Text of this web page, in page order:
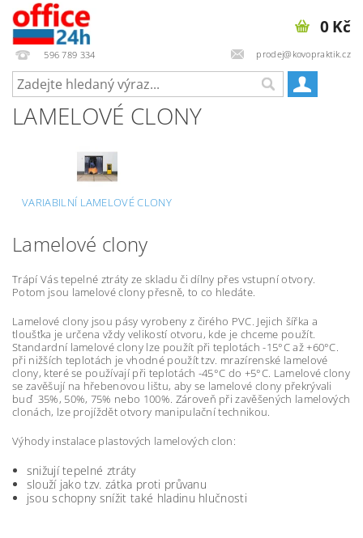
596 789 334 prodej@kovopraktik.cz
0 Kč
LAMELOVÉ CLONY
VARIABILNÍ LAMELOVÉ CLONY
Lamelové clony
Trápí Vás tepelné ztráty ze skladu či dílny přes vstupní otvory.
Potom jsou lamelové clony přesně, to co hledáte.
Lamelové clony jsou pásy vyrobeny z čirého PVC. Jejich šířka a
tloušťka je určena vždy velikostí otvoru, kde je chceme použít.
Standardní lamelové clony lze použít při teplotách -15°C až +60°C.
při nižších teplotách je vhodné použít tzv. mrazírenské lamelové
clony, které se používají při teplotách -45°C do +5°C. Lamelové clony
se zavěšují na hřebenovou lištu, aby se lamelové clony překrývali
buď 35%, 50%, 75% nebo 100%. Zároveň při zavěšených lamelových
clonách, lze projíždět otvory manipulační technikou.
Výhody instalace plastových lamelových clon:
snižují tepelné ztráty
slouží jako tzv. zátka proti průvanu
jsou schopny snížit také hladinu hlučnosti